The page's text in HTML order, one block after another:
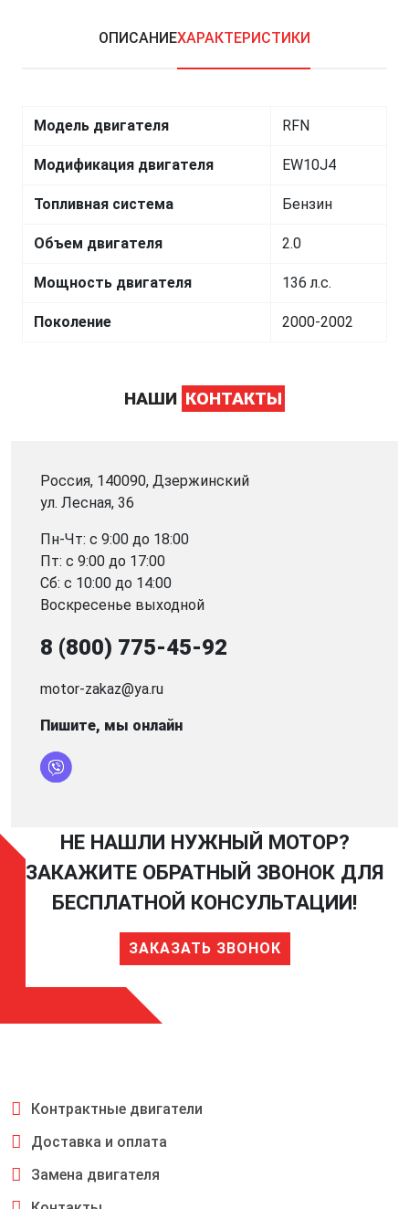
ОПИСАНИЕХАРАКТЕРИСТИКИ
Модель двигателя RFN
Модификация двигателя EW10J4
Топливная система Бензин
Объем двигателя 2.0
Мощность двигателя 136 л.с.
Поколение 2000-2002
НАШИ КОНТАКТЫ
Россия, 140090, Дзержинский
ул. Лесная, 36
Пн-Чт: с 9:00 до 18:00
Пт: с 9:00 до 17:00
Сб: с 10:00 до 14:00
Воскресенье выходной
8 (800) 775-45-92
motor-zakaz@ya.ru
Пишите, мы онлайн
НЕ НАШЛИ НУЖНЫЙ МОТОР?
ЗАКАЖИТЕ ОБРАТНЫЙ ЗВОНОК ДЛЯ
БЕСПЛАТНОЙ КОНСУЛЬТАЦИИ!
ЗАКАЗАТЬ ЗВОНОК
Контрактные двигатели
Доставка и оплата
Замена двигателя